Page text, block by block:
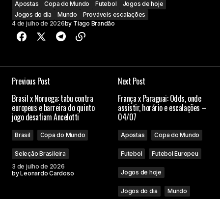
Apostas Copa do Mundo Futebol
Jogos de hoje
Jogos do dia
Mundo
Prováveis escalações
4 de julho de 2026by Tiago Brandão
Previous Post
Brasil x Noruega: tabu contra
europeus e barreira do quinto
jogo desafiam Ancelotti
Brasil Copa do Mundo
Seleção Brasileira
3 de julho de 2026
byLeonardo Cardoso
Next Post
França x Paraguai: Odds, onde
assistir, horário e escalações –
04/07
Apostas Copa do Mundo
Futebol Futebol Europeu
Jogos de hoje
Jogos do dia
Mundo